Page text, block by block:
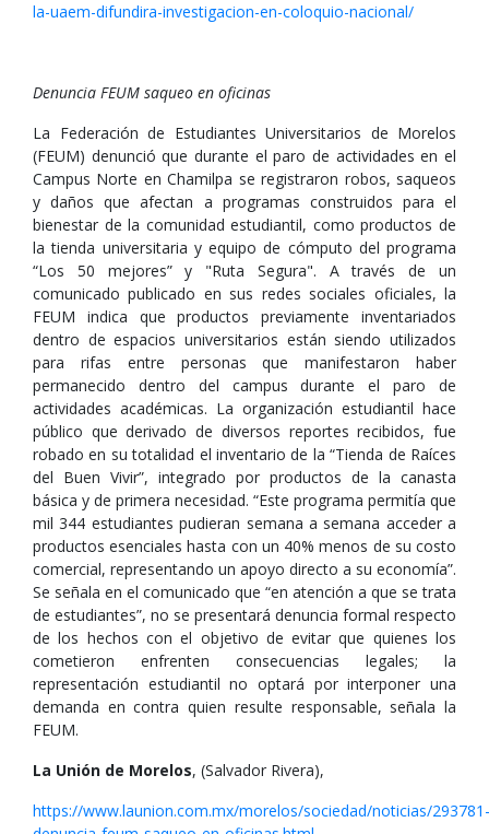
la-uaem-difundira-investigacion-en-coloquio-nacional/
Denuncia FEUM saqueo en oficinas
La Federación de Estudiantes Universitarios de Morelos
(FEUM) denunció que durante el paro de actividades en el
Campus Norte en Chamilpa se registraron robos, saqueos
y daños que afectan a programas construidos para el
bienestar de la comunidad estudiantil, como productos de
la tienda universitaria y equipo de cómputo del programa
“Los 50 mejores” y "Ruta Segura". A través de un
comunicado publicado en sus redes sociales oficiales, la
FEUM indica que productos previamente inventariados
dentro de espacios universitarios están siendo utilizados
para rifas entre personas que manifestaron haber
permanecido dentro del campus durante el paro de
actividades académicas. La organización estudiantil hace
público que derivado de diversos reportes recibidos, fue
robado en su totalidad el inventario de la “Tienda de Raíces
del Buen Vivir”, integrado por productos de la canasta
básica y de primera necesidad. “Este programa permitía que
mil 344 estudiantes pudieran semana a semana acceder a
productos esenciales hasta con un 40% menos de su costo
comercial, representando un apoyo directo a su economía”.
Se señala en el comunicado que “en atención a que se trata
de estudiantes”, no se presentará denuncia formal respecto
de los hechos con el objetivo de evitar que quienes los
cometieron enfrenten consecuencias legales; la
representación estudiantil no optará por interponer una
demanda en contra quien resulte responsable, señala la
FEUM.
La Unión de Morelos, (Salvador Rivera),
https://www.launion.com.mx/morelos/sociedad/noticias/293781-